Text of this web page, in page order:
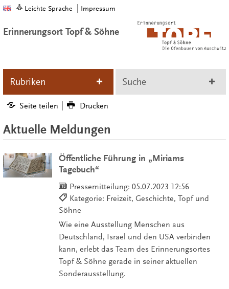
Leichte Sprache Impressum
Erinnerungsort Topf & Söhne
Rubriken Suche
Seite teilen Drucken
Aktuelle Meldungen
Öffentliche Führung in „Miriams
Tagebuch“
Pressemitteilung: 05.07.2023 12:56
Kategorie: Freizeit, Geschichte, Topf und
Söhne
Wie eine Ausstellung Menschen aus
Deutschland, Israel und den USA verbinden
kann, erlebt das Team des Erinnerungsortes
Topf & Söhne gerade in seiner aktuellen
Sonderausstellung.